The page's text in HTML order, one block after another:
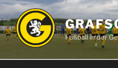
Zum
Inhalt
springen
Fußball in der